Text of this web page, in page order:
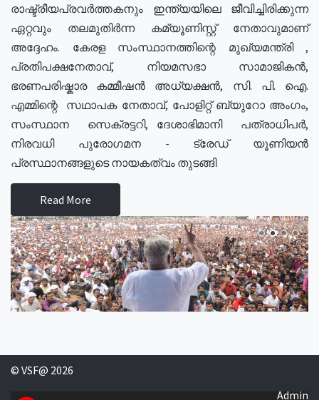
രാഷ്ട്രീയപ്രവർത്തകനും ഇന്ത്യയിലെ ജീവിച്ചിരിക്കുന്ന
ഏറ്റവും തലമുതിർന്ന കമ്യൂണിസ്റ്റ് നേതാവുമാണ്
അദ്ദേഹം. കേരള സംസ്ഥാനത്തിന്റെ മുഖ്യമന്ത്രി ,
പ്രതിപക്ഷനേതാവ്, നിയമസഭാ സാമാജികൻ,
ഭരണപരിഷ്കാര കമ്മീഷൻ അധ്യക്ഷൻ, സി. പി. ഐ.
എമ്മിന്റെ സഥാപക നേതാവ്, പോളിറ്റ് ബ്യുറോ അംഗം,
സംസ്ഥാന സെക്രട്ടറി, ദേശാഭിമാനി പത്രാധിപർ,
നിരവധി പുരോഗമന - ട്രേഡ് യൂണിയൻ
പ്രസ്ഥാനങ്ങളുടെ നായകത്വം തുടങ്ങി
Read More
© VSF@ 2026
Admin